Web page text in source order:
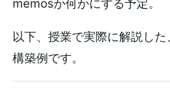
memosか何かにする予定。
以下、授業で実際に解説し
構築例です。